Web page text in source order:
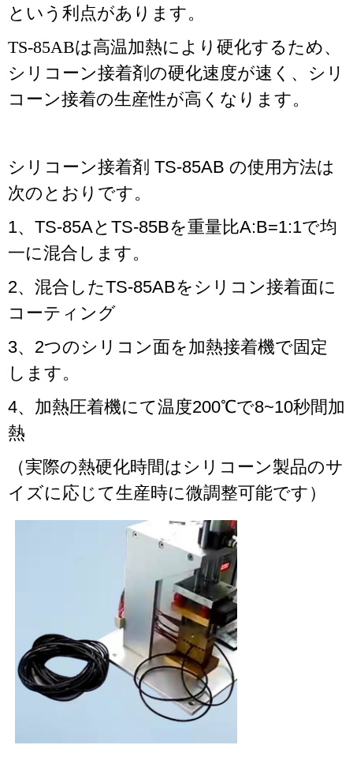
という利点があります。
TS-85ABは高温加熱により硬化するため、
シリコーン接着剤の硬化速度が速く、シリ
コーン接着の生産性が高くなります。
シリコーン接着剤 TS-85AB の使用方法は
次のとおりです。
1、TS-85AとTS-85Bを重量比A:B=1:1で均
一に混合します。
2、混合したTS-85ABをシリコン接着面に
コーティング
3、2つのシリコン面を加熱接着機で固定
します。
4、加熱圧着機にて温度200℃で8~10秒間加
熱
（実際の熱硬化時間はシリコーン製品のサ
イズに応じて生産時に微調整可能です）